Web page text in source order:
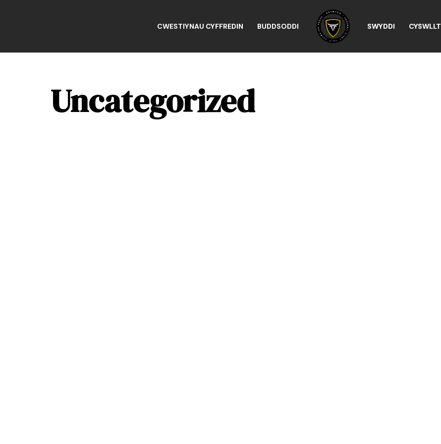
cynnwys
CWESTIYNAU CYFFREDIN BUDDSODDI SWYDDI CYSWLLT
Uncategorized